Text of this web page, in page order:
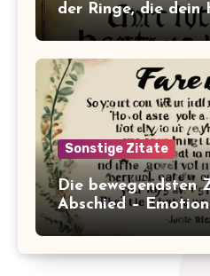
der Ringe, die dein
werden!
Sonstige Zitate
Die bewegendsten
Abschied –
gefasst